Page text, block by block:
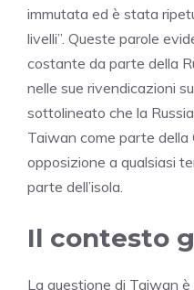
immutata ed è stata
livelli”. Queste parole
costante da parte della
nelle sue rivendicazioni
sottolineato che la
Taiwan come parte della
opposizione a qualsiasi
parte dell’isola.
Il contesto
La questione di Taiwan